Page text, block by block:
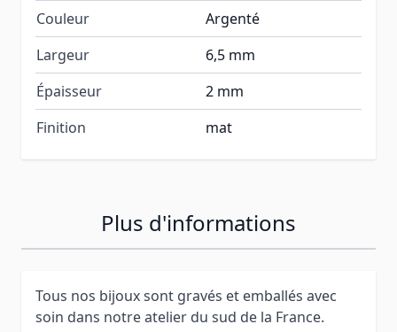
Couleur
Argenté
Largeur
6,5 mm
Épaisseur
2 mm
Finition
mat
Plus d'informations
Tous nos bijoux sont gravés et emballés avec
soin dans notre atelier du sud de la France.